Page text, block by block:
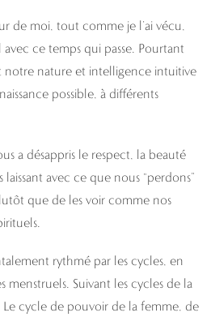
de moi, tout comme je l’ai vécu,
ce temps qui passe. Pourtant
notre nature et intelligence intuitive
possible, à différents
a désappris le respect, la beauté
avec ce que nous “perdons”
que de les voir comme nos
rythmé par les cycles, en
menstruels. Suivant les cycles de la
Le cycle de pouvoir de la femme, de